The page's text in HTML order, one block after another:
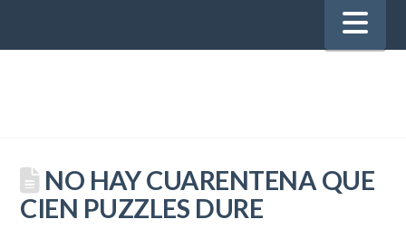
NO HAY CUARENTENA QUE
CIEN PUZZLES DURE